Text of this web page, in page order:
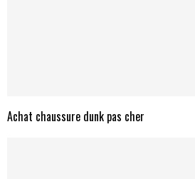
Achat chaussure dunk pas cher